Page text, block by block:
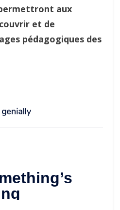
aux
et de
pédagogiques des